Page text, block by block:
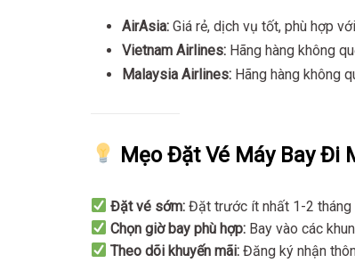
AirAsia: Giá rẻ, dịch vụ tốt, phù hợp
Vietnam Airlines: Hãng hàng không
Malaysia Airlines: Hãng hàng không
Mẹo Đặt Vé Máy Bay Đi
Đặt vé sớm: Đặt trước ít nhất 1-2 tháng
Chọn giờ bay phù hợp: Bay vào các
Theo dõi khuyến mãi: Đăng ký nhận